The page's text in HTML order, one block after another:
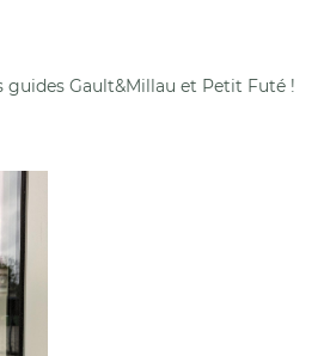
à recevoir nos propositions
indiqué ci-dessus. Vous pouvez vous désinscrire
le formulaire de désinscription
guides Gault&Millau et Petit Futé !